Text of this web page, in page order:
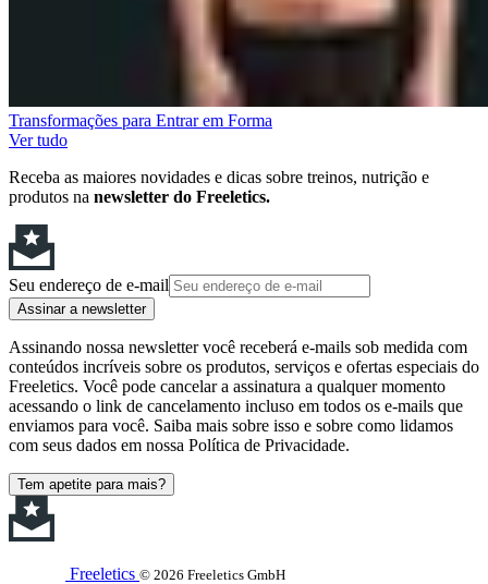
Transformações para Entrar em Forma
Ver tudo
Receba as maiores novidades e dicas sobre treinos, nutrição e
produtos na newsletter do Freeletics.
Seu endereço de e-mail
Assinar a newsletter
Assinando nossa newsletter você receberá e-mails sob medida com
conteúdos incríveis sobre os produtos, serviços e ofertas especiais do
Freeletics. Você pode cancelar a assinatura a qualquer momento
acessando o link de cancelamento incluso em todos os e-mails que
enviamos para você. Saiba mais sobre isso e sobre como lidamos
com seus dados em nossa Política de Privacidade.
Tem apetite para mais?
Freeletics © 2026 Freeletics GmbH